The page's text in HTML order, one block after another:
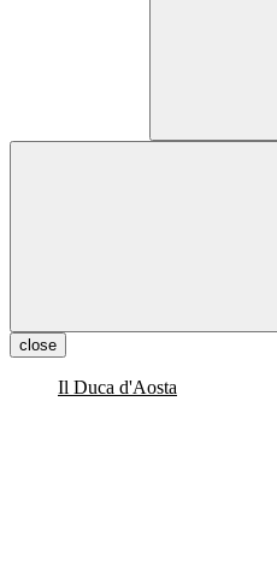
close
Il Duca d'Aosta